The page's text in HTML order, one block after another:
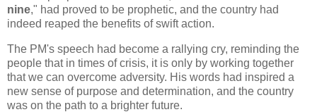
nine," had proved to be prophetic, and the country had
indeed reaped the benefits of swift action.
The PM's speech had become a rallying cry, reminding the
people that in times of crisis, it is only by working together
that we can overcome adversity. His words had inspired a
new sense of purpose and determination, and the country
was on the path to a brighter future.